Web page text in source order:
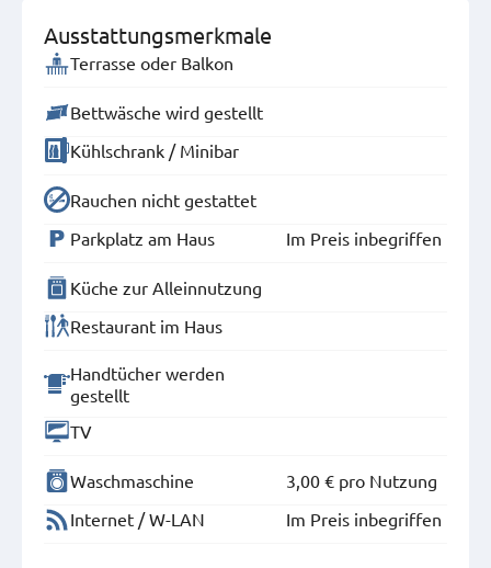
Ausstattungsmerkmale
Terrasse oder Balkon
Bettwäsche wird gestellt
Kühlschrank / Minibar
Rauchen nicht gestattet
Parkplatz am Haus
Im Preis inbegriffen
Küche zur Alleinnutzung
Restaurant im Haus
Handtücher werden
gestellt
TV
Waschmaschine 3,00 € pro Nutzung
Internet / W-LAN
Im Preis inbegriffen